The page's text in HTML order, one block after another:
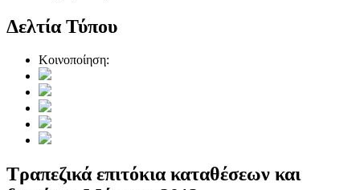
Δελτία Τύπου
Κοινοποίηση:
Τραπεζικά επιτόκια καταθέσεων και